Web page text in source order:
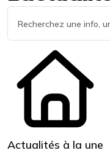
Actualités à la une